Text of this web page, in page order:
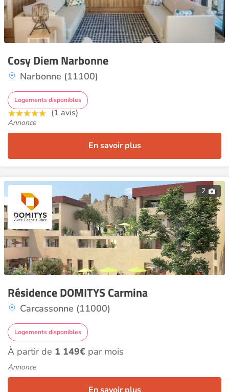
Cosy Diem Narbonne
Narbonne (11100)
Logements disponibles
(1 avis)
Annonce
En savoir plus
2
Résidence DOMITYS Carmina
Carcassonne (11000)
Logements disponibles
À partir de 1 149€ par mois
Annonce